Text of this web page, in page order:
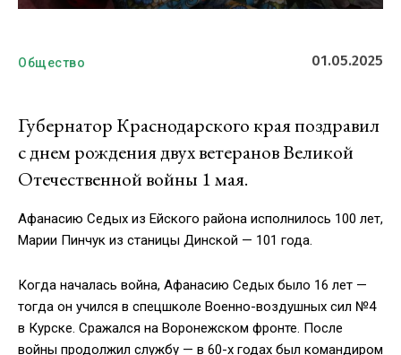
Общество 01.05.2025
Губернатор Краснодарского края поздравил
с днем рождения двух ветеранов Великой
Отечественной войны 1 мая.
Афанасию Седых из Ейского района исполнилось 100 лет,
Марии Пинчук из станицы Динской — 101 года.
Когда началась война, Афанасию Седых было 16 лет —
тогда он учился в спецшколе Военно-воздушных сил №4
в Курске. Сражался на Воронежском фронте. После
войны продолжил службу — в 60-х годах был командиром